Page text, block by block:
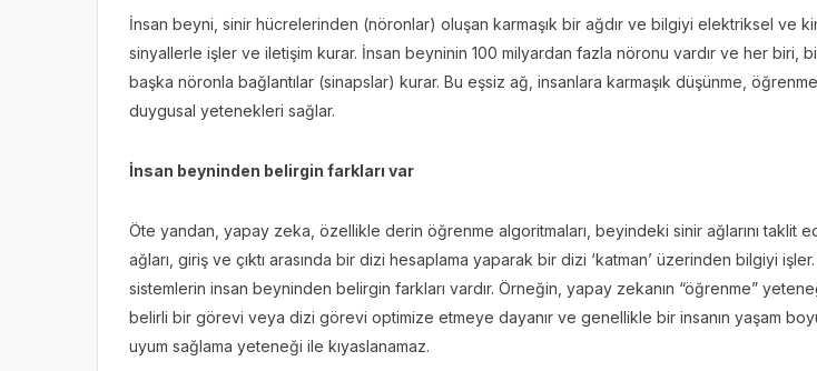
İnsan beyni, sinir hücrelerinden (nöronlar) oluşan karmaşık bir ağdır ve bilgiyi elektriksel ve
sinyallerle işler ve iletişim kurar. İnsan beyninin 100 milyardan fazla nöronu vardır ve her biri,
başka nöronla bağlantılar (sinapslar) kurar. Bu eşsiz ağ, insanlara karmaşık düşünme,
duygusal yetenekleri sağlar.
İnsan beyninden belirgin farkları var
Öte yandan, yapay zeka, özellikle derin öğrenme algoritmaları, beyindeki sinir ağlarını taklit
ağları, giriş ve çıktı arasında bir dizi hesaplama yaparak bir dizi ‘katman’ üzerinden bilgiyi
sistemlerin insan beyninden belirgin farkları vardır. Örneğin, yapay zekanın “öğrenme”
belirli bir görevi veya dizi görevi optimize etmeye dayanır ve genellikle bir insanın yaşam
uyum sağlama yeteneği ile kıyaslanamaz.